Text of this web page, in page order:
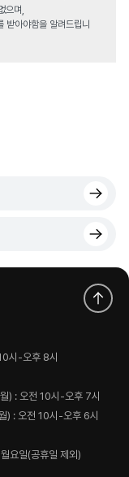
으며,
받아야함을 알려드립니
시-오후 8시
) : 오전 10시-오후 7시
) : 오전 10시-오후 6시
요일(공휴일 제외)